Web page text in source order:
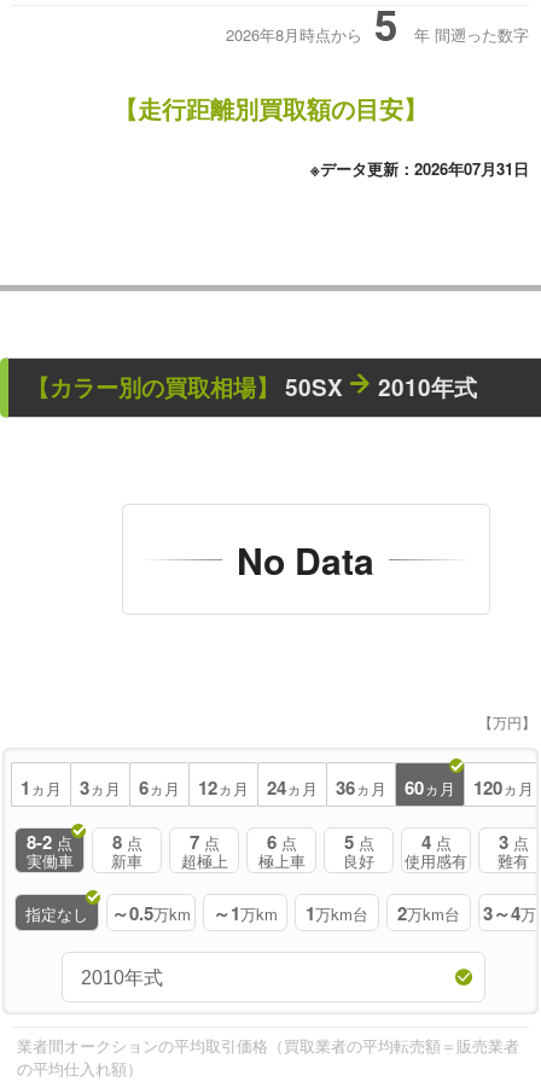
2026年8月時点から 5 年 間遡った数字
【走行距離別買取額の目安】
※データ更新：2026年07月31日
【カラー別の買取相場】 50SX 2010年式
No Data
【万円】
1 ヵ月 3ヵ月 6ヵ月 12ヵ月 24ヵ月 36ヵ月 60ヵ月 120ヵ月
8-2 点
実働車
8 点
新車
7 点
超極上
6 点
極上車
5 点
良好
4 点
使用感有
3 点
難有
指定なし ～0.5万km ～1万km 1万km台 2万km台 3～4万
業者間オークションの平均取引価格（買取業者の平均転売額＝販売業者
の平均仕入れ額）